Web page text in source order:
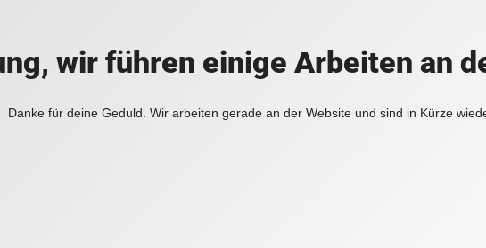
wir führen einige Arbeiten an
Danke für deine Geduld. Wir arbeiten gerade an der Website und sind in Kürze